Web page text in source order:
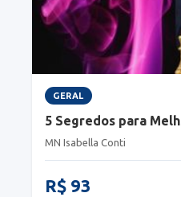
GERAL
5 Segredos para
MN Isabella Conti
R$ 93